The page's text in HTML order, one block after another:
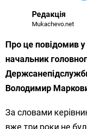
Редакція
Mukachevo.net
Про це повідомив у
начальник
Володимир
За словами